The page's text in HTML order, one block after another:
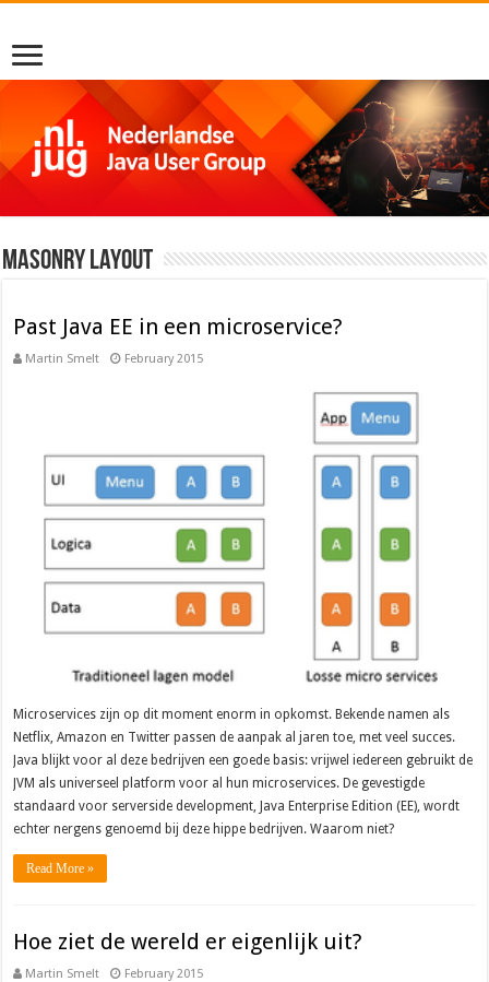
Masonry Layout
Past Java EE in een microservice?
Martin Smelt February 2015
Microservices zijn op dit moment enorm in opkomst. Bekende namen als
Netflix, Amazon en Twitter passen de aanpak al jaren toe, met veel succes.
Java blijkt voor al deze bedrijven een goede basis: vrijwel iedereen gebruikt de
JVM als universeel platform voor al hun microservices. De gevestigde
standaard voor serverside development, Java Enterprise Edition (EE), wordt
echter nergens genoemd bij deze hippe bedrijven. Waarom niet?
Read More »
Hoe ziet de wereld er eigenlijk uit?
Martin Smelt February 2015